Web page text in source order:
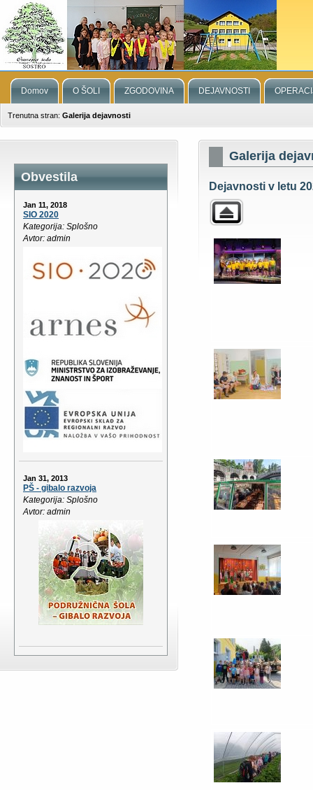
Domov O ŠOLI ZGODOVINA DEJAVNOSTI
Trenutna stran: Galerija dejavnosti
Obvestila
Jan 11, 2018
SIO 2020
Kategorija: Splošno
Avtor: admin
Jan 31, 2013
PŠ - gibalo razvoja
Kategorija: Splošno
Avtor: admin
Galerija
Dejavnosti v letu